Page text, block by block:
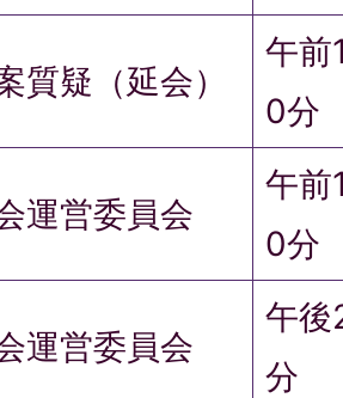
質疑（延会）
午前
0分
運営委員会
午前
0分
運営委員会
午
分